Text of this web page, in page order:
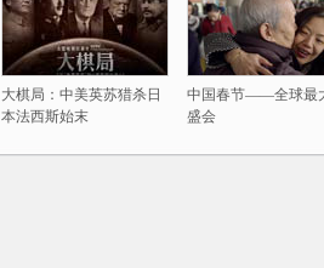
大棋局：中美英苏猎杀日
本法西斯始末
中国春节——全球最
盛会